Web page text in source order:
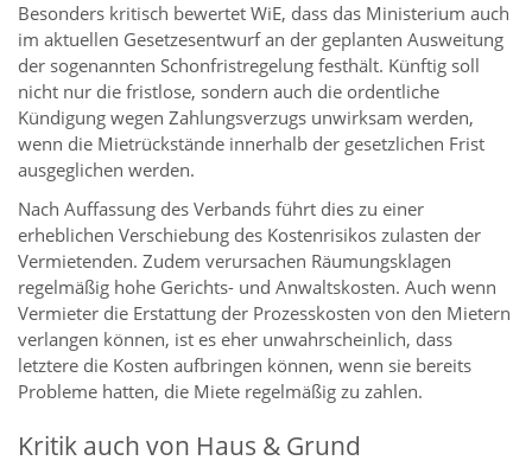
Besonders kritisch bewertet WiE, dass das Ministerium auch
im aktuellen Gesetzesentwurf an der geplanten Ausweitung
der sogenannten Schonfristregelung festhält. Künftig soll
nicht nur die fristlose, sondern auch die ordentliche
Kündigung wegen Zahlungsverzugs unwirksam werden,
wenn die Mietrückstände innerhalb der gesetzlichen Frist
ausgeglichen werden.
Nach Auffassung des Verbands führt dies zu einer
erheblichen Verschiebung des Kostenrisikos zulasten der
Vermietenden. Zudem verursachen Räumungsklagen
regelmäßig hohe Gerichts- und Anwaltskosten. Auch wenn
Vermieter die Erstattung der Prozesskosten von den Mietern
verlangen können, ist es eher unwahrscheinlich, dass
letztere die Kosten aufbringen können, wenn sie bereits
Probleme hatten, die Miete regelmäßig zu zahlen.
Kritik auch von Haus & Grund